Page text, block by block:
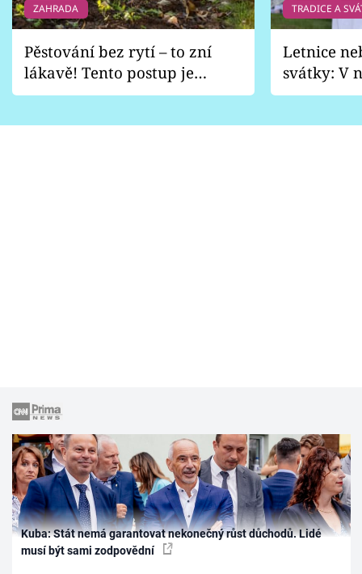
ZAHRADA
Pěstování bez rytí – to zní
lákavě! Tento postup je
vhodný jen pro některé
TRADICE A
Letnice
svátky: V
pondělí
Kuba: Stát nemá garantovat nekonečný růst důchodů. Lidé
musí být sami zodpovědní